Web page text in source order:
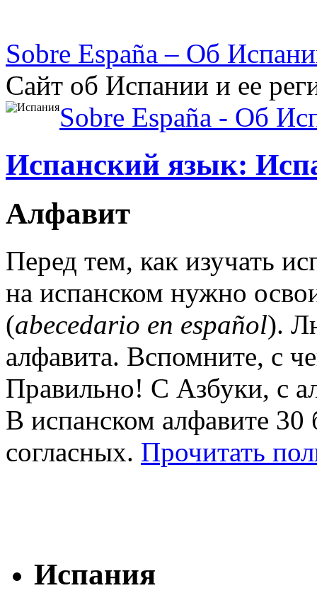
Sobre España – Об
Сайт об Испании и ее
Sobre España - Об
Испанский язык:
Алфавит
Перед тем, как изучать
на испанском нужно
(abecedario en español).
алфавита. Вспомните, с
Правильно! С Азбуки, с
В испанском алфавите 30
согласных. Прочитать
Испания